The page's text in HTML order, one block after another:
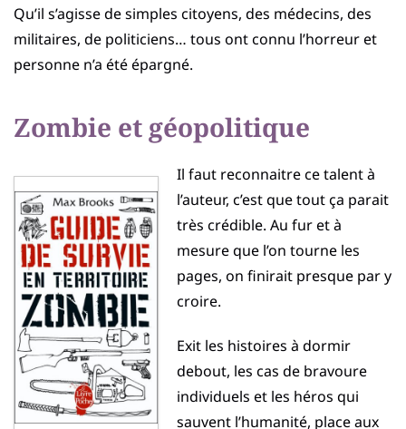
Qu’il s’agisse de simples citoyens, des médecins, des
militaires, de politiciens… tous ont connu l’horreur et
personne n’a été épargné.
Zombie et géopolitique
Il faut reconnaitre ce talent à
l’auteur, c’est que tout ça parait
très crédible. Au fur et à
mesure que l’on tourne les
pages, on finirait presque par y
croire.
Exit les histoires à dormir
debout, les cas de bravoure
individuels et les héros qui
sauvent l’humanité, place aux